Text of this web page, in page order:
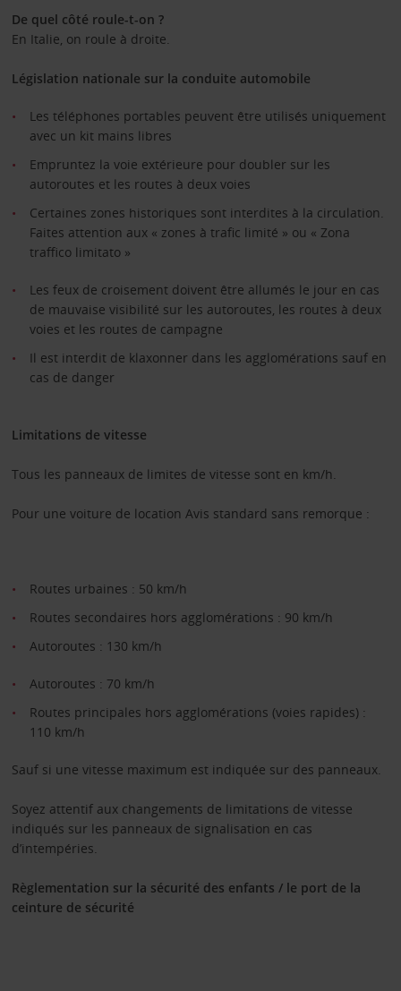
De quel côté roule-t-on ?
En Italie, on roule à droite.
Législation nationale sur la conduite automobile
Les téléphones portables peuvent être utilisés uniquement
avec un kit mains libres
Empruntez la voie extérieure pour doubler sur les
autoroutes et les routes à deux voies
Certaines zones historiques sont interdites à la circulation.
Faites attention aux « zones à trafic limité » ou « Zona
traffico limitato »
Les feux de croisement doivent être allumés le jour en cas
de mauvaise visibilité sur les autoroutes, les routes à deux
voies et les routes de campagne
Il est interdit de klaxonner dans les agglomérations sauf en
cas de danger
Limitations de vitesse
Tous les panneaux de limites de vitesse sont en km/h.
Pour une voiture de location Avis standard sans remorque :
Routes urbaines : 50 km/h
Routes secondaires hors agglomérations : 90 km/h
Autoroutes : 130 km/h
Autoroutes : 70 km/h
Routes principales hors agglomérations (voies rapides) :
110 km/h
Sauf si une vitesse maximum est indiquée sur des panneaux.
Soyez attentif aux changements de limitations de vitesse
indiqués sur les panneaux de signalisation en cas
d’intempéries.
Règlementation sur la sécurité des enfants / le port de la
ceinture de sécurité